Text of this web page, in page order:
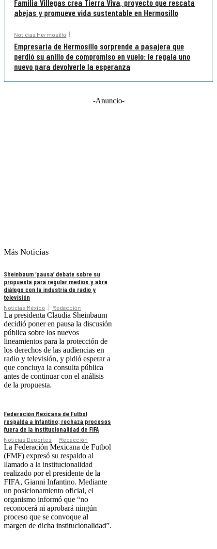
Familia Villegas crea Tierra Viva, proyecto que rescata
abejas y promueve vida sustentable en Hermosillo
Noticias Hermosillo
Empresaria de Hermosillo sorprende a pasajera que
perdió su anillo de compromiso en vuelo: le regala uno
nuevo para devolverle la esperanza
-Anuncio-
Más Noticias
Sheinbaum ‘pausa’ debate sobre su
propuesta para regular medios y abre
diálogo con la industria de radio y
televisión
Noticias México Redacción
La presidenta Claudia Sheinbaum
decidió poner en pausa la discusión
pública sobre los nuevos
lineamientos para la protección de
los derechos de las audiencias en
radio y televisión, y pidió esperar a
que concluya la consulta pública
antes de continuar con el análisis
de la propuesta.
Federación Mexicana de Futbol
respalda a Infantino; rechaza procesos
fuera de la institucionalidad de FIFA
Noticias Deportes Redacción
La Federación Mexicana de Futbol
(FMF) expresó su respaldo al
llamado a la institucionalidad
realizado por el presidente de la
FIFA, Gianni Infantino. Mediante
un posicionamiento oficial, el
organismo informó que “no
reconocerá ni aprobará ningún
proceso que se convoque al
margen de dicha institucionalidad”.